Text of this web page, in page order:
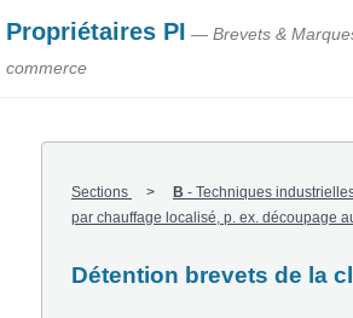
Propriétaires PI — Brevets &
commerce
Sections B - Techniques
par chauffage localisé, p. ex. découpage
Détention brevets de la